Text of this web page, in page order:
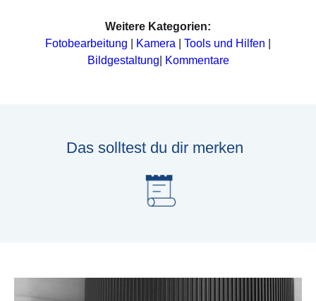
Weitere Kategorien:
Fotobearbeitung
Kamera Tools und Hilfen
Bildgestaltung
Kommentare
Das solltest du dir merken